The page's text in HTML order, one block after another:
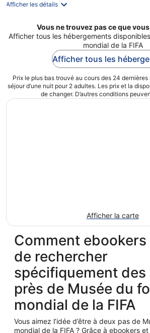
Afficher les détails
Vous ne trouvez pas ce que
Afficher tous les hébergements
mondial de la FIFA
Afficher tous les
Prix le plus bas trouvé au cours des 24 dernières
séjour d’une nuit pour 2 adultes. Les prix et la
de changer. D’autres conditions
Afficher la carte
Comment
de rechercher
spécifiquement des
près de Musée du
mondial de la FIFA
Vous aimez l’idée d’être à deux pas de
mondial de la FIFA ? Grâce à ebookers